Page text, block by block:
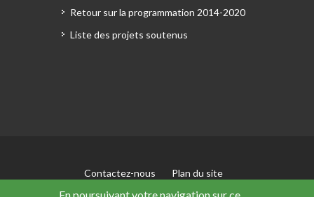
Retour sur la programmation 2014-2020
Liste des projets soutenus
Contactez-nous
Plan du site
Mentions légales